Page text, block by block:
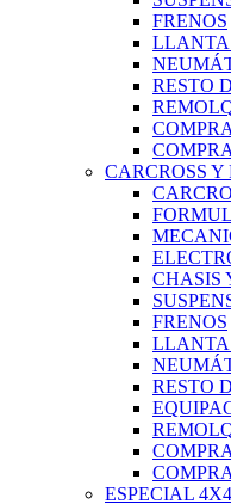
FRENOS
RESTO
CARCROSS
CHASIS
FRENOS
RESTO
ESPECIAL